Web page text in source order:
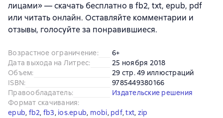
лицами» — скачать бесплатно в fb2, txt, epub, pdf
или читать онлайн. Оставляйте комментарии и
отзывы, голосуйте за понравившиеся.
Возрастное ограничение:
6+
Дата выхода на Литрес:
25 ноября 2018
Объем:
29 стр. 49 иллюстраций
ISBN:
9785449380166
Правообладатель:
Издательские решения
Формат скачивания:
epub, fb2, fb3, ios.epub, mobi, pdf, txt, zip